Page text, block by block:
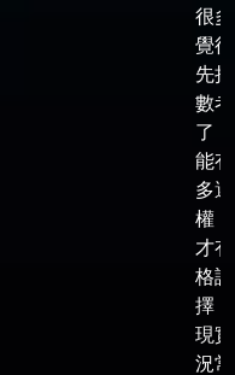
很
覺
先
數
了
能
多
權
才
格
擇
現
況常